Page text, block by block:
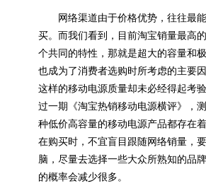
网络渠道由于价格优势，往往最能
买。而我们看到，目前淘宝销量最高
个共同的特性，那就是超大的容量和
也成为了消费者选购时所考虑的主要
这样的移动电源质量却未必经得起考
过一期《淘宝热销移动电源横评》，
种低价高容量的移动电源产品都存在
在购买时，不宜盲目跟随网络销量，
脑，尽量去选择一些大众所熟知的品
的概率会减少很多。